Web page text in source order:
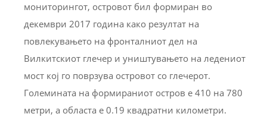
мониторингот, островот бил формиран во
декември 2017 година како резултат на
повлекувањето на фронталниот дел на
Вилкитскиот глечер и уништувањето на ледениот
мост кој го поврзува островот со глечерот.
Големината на формираниот остров е 410 на 780
метри, а областа е 0.19 квадратни километри.